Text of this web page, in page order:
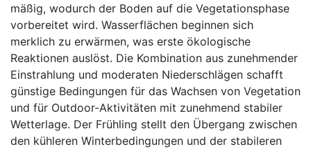
mäßig, wodurch der Boden auf die Vegetationsphase
vorbereitet wird. Wasserflächen beginnen sich
merklich zu erwärmen, was erste ökologische
Reaktionen auslöst. Die Kombination aus zunehmender
Einstrahlung und moderaten Niederschlägen schafft
günstige Bedingungen für das Wachsen von Vegetation
und für Outdoor-Aktivitäten mit zunehmend stabiler
Wetterlage. Der Frühling stellt den Übergang zwischen
den kühleren Winterbedingungen und der stabileren